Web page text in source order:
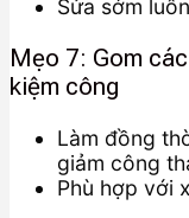
Sửa sớm
Mẹo 7: Gom
kiệm công
Làm đồng
giảm công
Phù hợp với